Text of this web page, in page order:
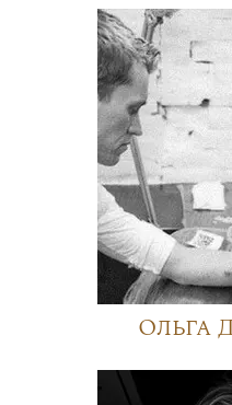
Ольга